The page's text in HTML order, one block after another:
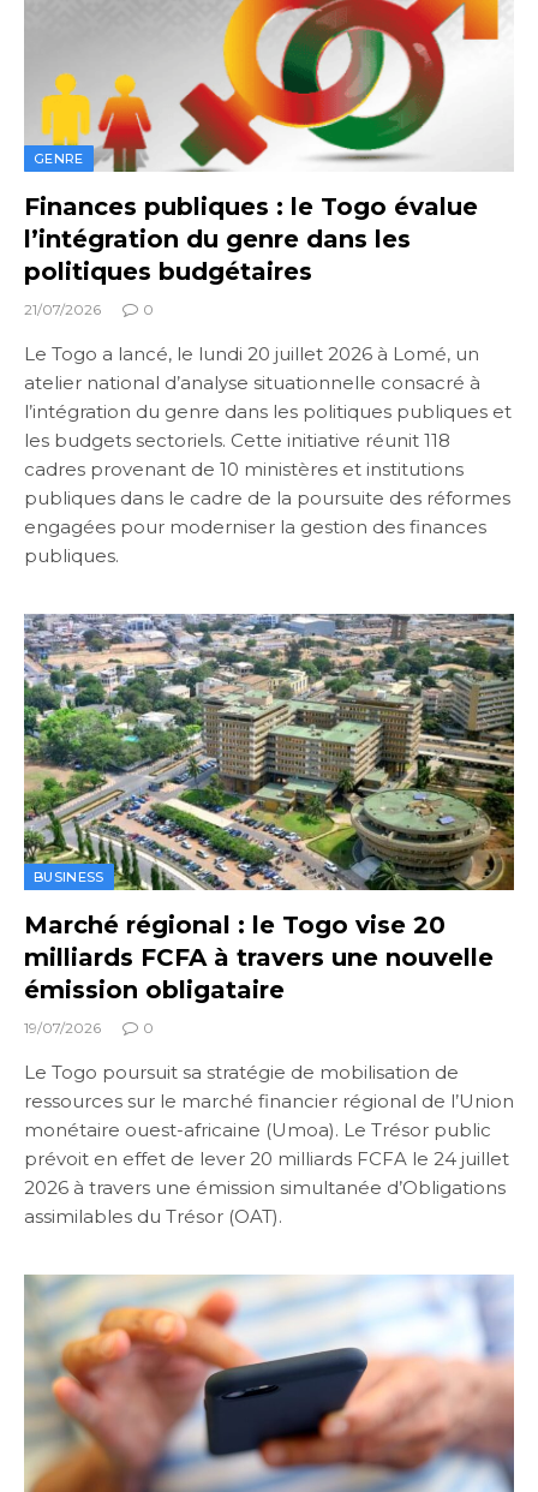
GENRE
Finances publiques : le Togo évalue
l’intégration du genre dans les
politiques budgétaires
21/07/2026 0
Le Togo a lancé, le lundi 20 juillet 2026 à Lomé, un
atelier national d’analyse situationnelle consacré à
l’intégration du genre dans les politiques publiques et
les budgets sectoriels. Cette initiative réunit 118
cadres provenant de 10 ministères et institutions
publiques dans le cadre de la poursuite des réformes
engagées pour moderniser la gestion des finances
publiques.
BUSINESS
Marché régional : le Togo vise 20
milliards FCFA à travers une nouvelle
émission obligataire
19/07/2026 0
Le Togo poursuit sa stratégie de mobilisation de
ressources sur le marché financier régional de l’Union
monétaire ouest-africaine (Umoa). Le Trésor public
prévoit en effet de lever 20 milliards FCFA le 24 juillet
2026 à travers une émission simultanée d’Obligations
assimilables du Trésor (OAT).